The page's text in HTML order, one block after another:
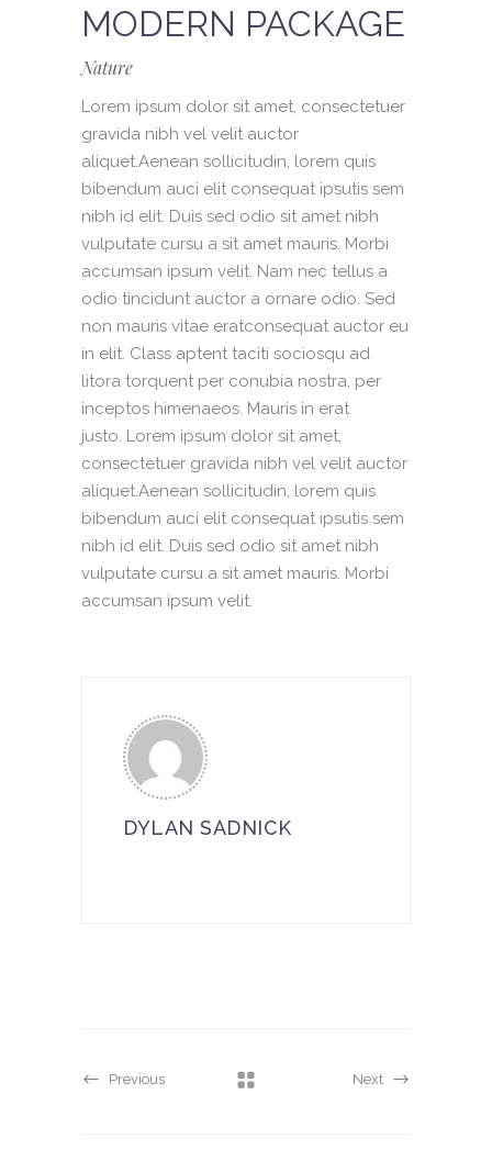
MODERN PACKAGE
Nature
Lorem ipsum dolor sit amet, consectetuer
gravida nibh vel velit auctor
aliquet.Aenean sollicitudin, lorem quis
bibendum auci elit consequat ipsutis sem
nibh id elit. Duis sed odio sit amet nibh
vulputate cursu a sit amet mauris. Morbi
accumsan ipsum velit. Nam nec tellus a
odio tincidunt auctor a ornare odio. Sed
non mauris vitae eratconsequat auctor eu
in elit. Class aptent taciti sociosqu ad
litora torquent per conubia nostra, per
inceptos himenaeos. Mauris in erat
justo. Lorem ipsum dolor sit amet,
consectetuer gravida nibh vel velit auctor
aliquet.Aenean sollicitudin, lorem quis
bibendum auci elit consequat ipsutis sem
nibh id elit. Duis sed odio sit amet nibh
vulputate cursu a sit amet mauris. Morbi
accumsan ipsum velit.
DYLAN SADNICK
Previous Next